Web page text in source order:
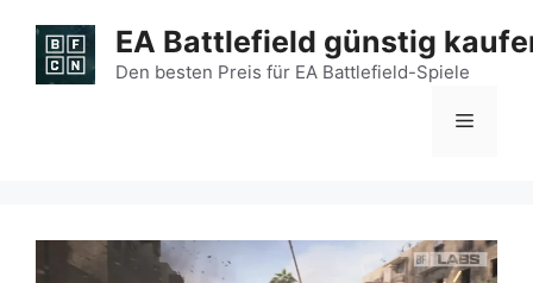
Inhalt
springen
EA Battlefield günstig
Den besten Preis für EA Battlefield-Spiele
Menü